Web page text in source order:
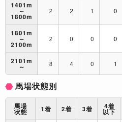
1401m
～
1800m
2 2 1 0
1801m
～
2100m
2 0 0 0
2101m
～ 8 4 0 1
馬場状態別
馬場
状態 1着 2着 3着 4着
以下